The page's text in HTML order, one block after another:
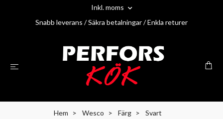
Inkl. moms
Snabb leverans / Säkra betalningar / Enkla returer
Hem Wesco Färg
Svart